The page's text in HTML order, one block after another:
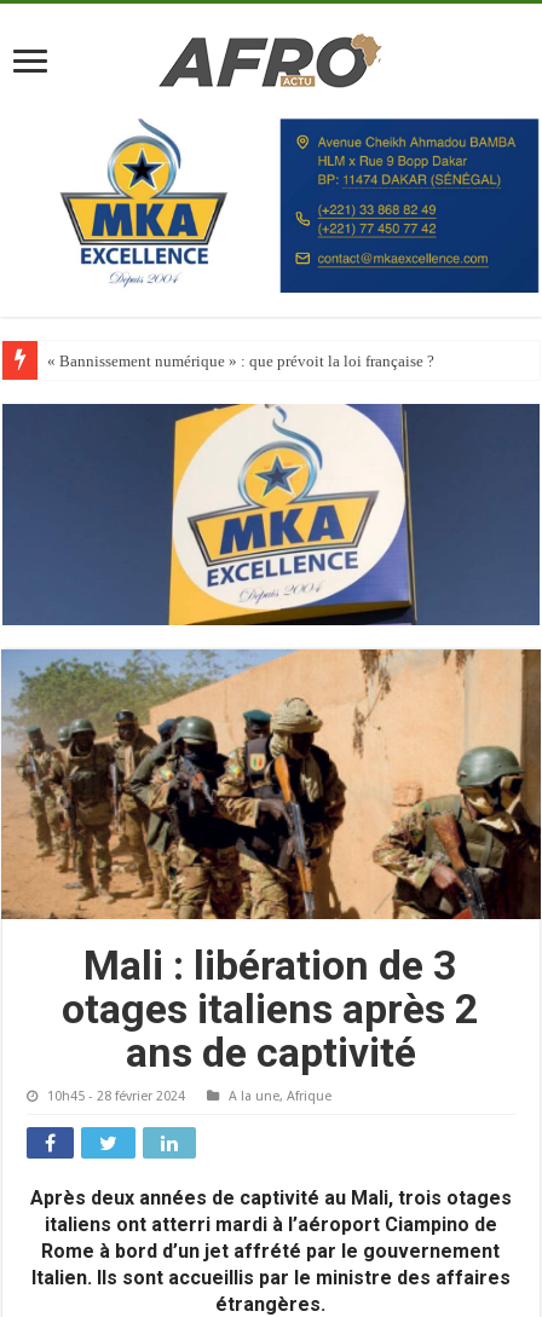
Happy City Index 2026 : aucune ville africaine parmi les 200 premières
Mali : libération de 3
otages italiens après 2
ans de captivité
10h45 - 28 février 2024 A la une,Afrique
Après deux années de captivité au Mali, trois otages
italiens ont atterri mardi à l’aéroport Ciampino de
Rome à bord d’un jet affrété par le gouvernement
Italien. Ils sont accueillis par le ministre des affaires
étrangères.